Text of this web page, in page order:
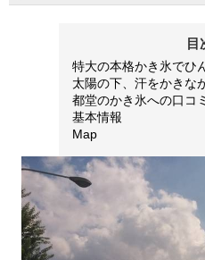
目
特大の本格かき氷でひ
太陽の下、汗をかきな
都堂のかき氷への口コミ
基本情報
Map